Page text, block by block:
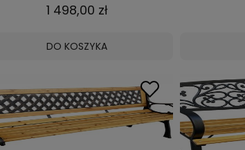
1 498,00 zł
DO KOSZYKA